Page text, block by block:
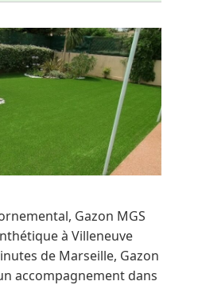
Gazon MGS
à Villeneuve
de Marseille, Gazon
accompagnement dans